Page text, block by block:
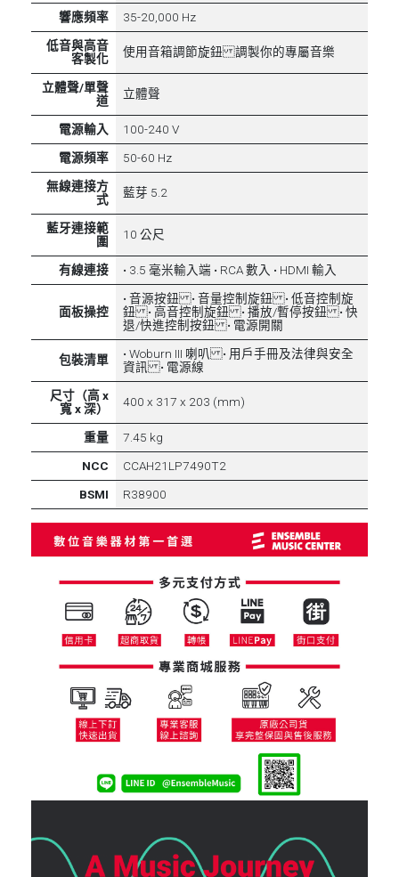
響應頻率
35-20,000 Hz
低音與高音
客製化
使用音箱調節旋鈕 調製你的專屬音樂
立體聲/單聲
道
立體聲
電源輸入
100-240 V
電源頻率
50-60 Hz
無線連接方
式
藍芽 5.2
藍牙連接範
圍
10 公尺
有線連接 • 3.5 毫米輸入端 • RCA 數入 • HDMI 輸入
面板操控
• 音源按鈕 • 音量控制旋鈕 • 低音控制旋
鈕 • 高音控制旋鈕 • 播放/暫停按鈕 • 快
退/快進控制按鈕 • 電源開關
包裝清單
• Woburn III 喇叭 • 用戶手冊及法律與安全
資訊 • 電源線
尺寸（高 x
寬 x 深）
400 x 317 x 203 (mm)
重量
7.45 kg
NCC
CCAH21LP7490T2
BSMI
R38900